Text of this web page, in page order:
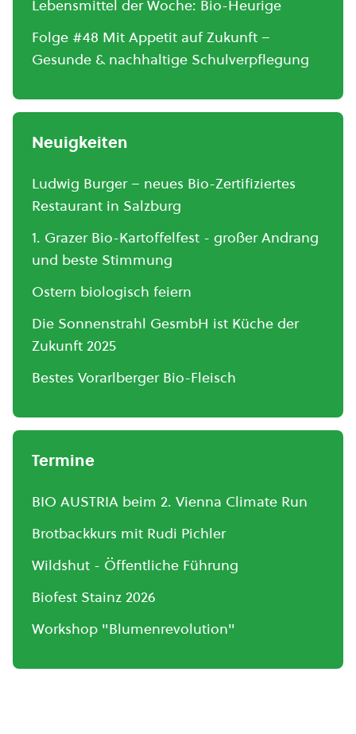
Lebensmittel der Woche: Bio-Heurige
Folge #48 Mit Appetit auf Zukunft –
Gesunde & nachhaltige Schulverpflegung
Neuigkeiten
Ludwig Burger – neues Bio-Zertifiziertes
Restaurant in Salzburg
1. Grazer Bio-Kartoffelfest - großer Andrang
und beste Stimmung
Ostern biologisch feiern
Die Sonnenstrahl GesmbH ist Küche der
Zukunft 2025
Bestes Vorarlberger Bio-Fleisch
Termine
BIO AUSTRIA beim 2. Vienna Climate Run
Brotbackkurs mit Rudi Pichler
Wildshut - Öffentliche Führung
Biofest Stainz 2026
Workshop "Blumenrevolution"